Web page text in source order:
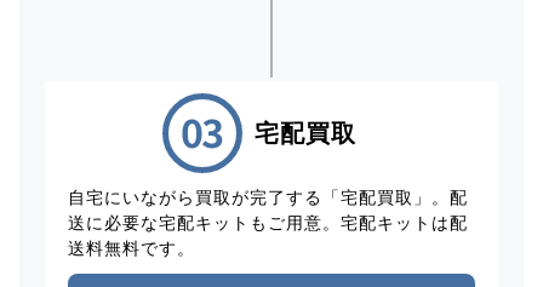
宅配買取
自宅にいながら買取が完了する「宅配買取」。配
送に必要な宅配キットもご用意。宅配キットは配
送料無料です。